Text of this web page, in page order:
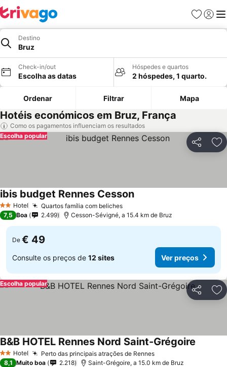
Favoritos
Iniciar
Destino
Bruz
Check-in/out
Escolha as datas
Hóspedes e quartos
2 hóspedes, 1 quarto.
Ordenar Filtrar Mapa
Hotéis económicos em Bruz, França
Como os pagamentos influenciam os resultados
Partilhar
Escolha popular
2 Estrelas
Hotel Quartos família com belichesVer preços
ibis budget Rennes CessonVer preços
7,5 Boa 2.499 Cesson-Sévigné, a 15.4 km de Bruz
De € 49
Consulte os preços de 12 sites Ver preços
Partilhar
Escolha popular
2 Estrelas
Hotel Perto das principais atrações de RennesVer preços
B&B HOTEL Rennes Nord Saint-Grégoire
8,1 Muito boa 2.218 Saint-Grégoire, a 15.0 km de Bruz